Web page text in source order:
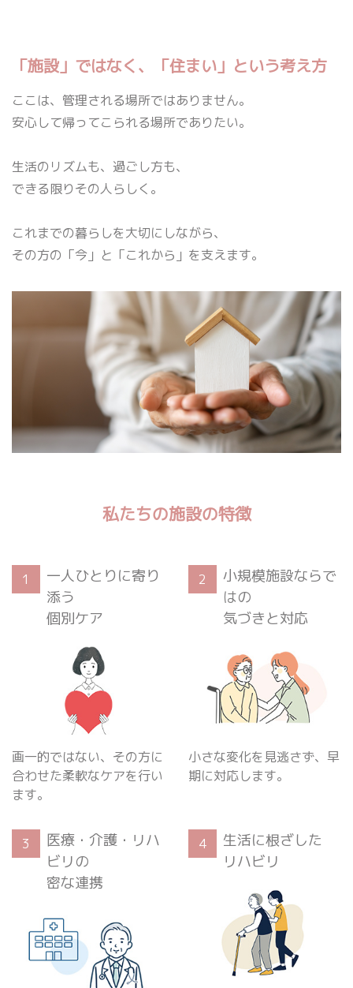
「施設」ではなく、「住まい」という考え方
ここは、管理される場所ではありません。
安心して帰ってこられる場所でありたい。
生活のリズムも、過ごし方も、
できる限りその人らしく。
これまでの暮らしを大切にしながら、
その方の「今」と「これから」を支えます。
私たちの施設の特徴
1
一人ひとりに寄り
添う
個別ケア
画一的ではない、その方に
合わせた柔軟なケアを行い
ます。
2
小規模施設ならで
はの
気づきと対応
小さな変化を見逃さず、早
期に対応します。
3
医療・介護・リハ
ビリの
密な連携
4
生活に根ざした
リハビリ